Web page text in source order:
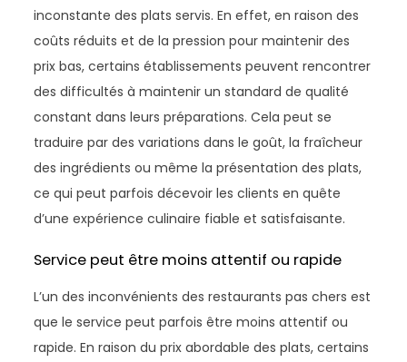
inconstante des plats servis. En effet, en raison des
coûts réduits et de la pression pour maintenir des
prix bas, certains établissements peuvent rencontrer
des difficultés à maintenir un standard de qualité
constant dans leurs préparations. Cela peut se
traduire par des variations dans le goût, la fraîcheur
des ingrédients ou même la présentation des plats,
ce qui peut parfois décevoir les clients en quête
d’une expérience culinaire fiable et satisfaisante.
Service peut être moins attentif ou rapide
L’un des inconvénients des restaurants pas chers est
que le service peut parfois être moins attentif ou
rapide. En raison du prix abordable des plats, certains